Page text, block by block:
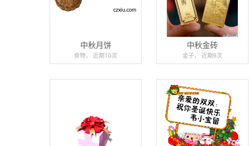
中秋月饼
食物， 近期10次
中秋金砖
金子， 近期9次